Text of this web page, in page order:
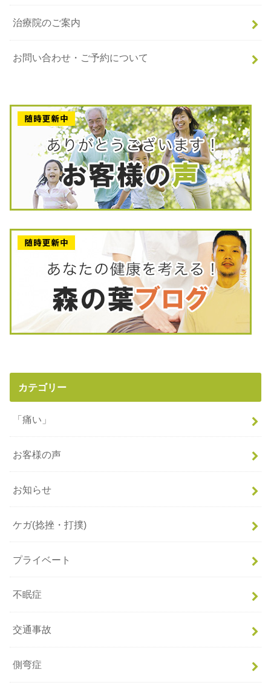
治療院のご案内
お問い合わせ・ご予約について
カテゴリー
「痛い」
お客様の声
お知らせ
ケガ(捻挫・打撲)
プライベート
不眠症
交通事故
側弯症